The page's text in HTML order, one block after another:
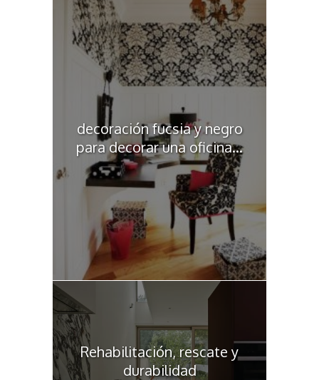
decoración fucsia y negro
para decorar una oficina...
Rehabilitación, rescate y
durabilidad